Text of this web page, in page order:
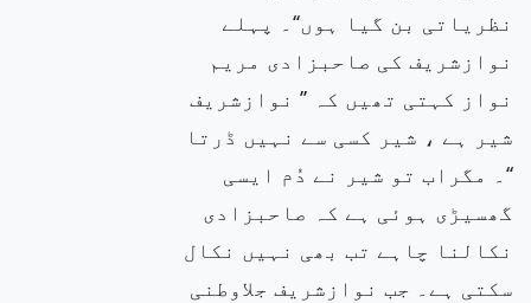
نظریاتی بن گیا ہوں‘‘۔ پہلے
نوازشریف کی صاحبزادی مریم
نواز کہتی تھیں کہ ’’ نوازشریف
شیر ہے ، شیر کسی سے نہیں ڈرتا
‘‘۔ مگراب تو شیر نے دُم ایسی
گھسیڑی ہوئی ہے کہ صاحبزادی
نکالنا چاہے تب بھی نہیں نکال
سکتی ہے۔ جب نوازشریف جلاوطنی